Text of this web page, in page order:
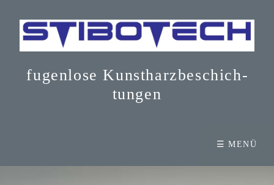
fugenlose Kunst­harz­be­schich­
tun­gen
☰ MENÜ